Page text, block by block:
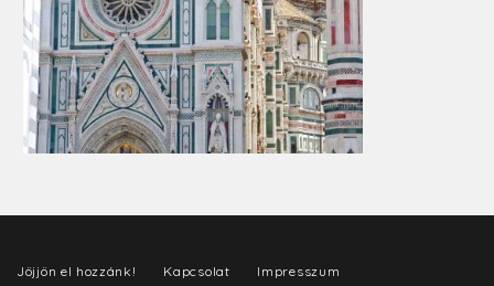
Jöjjön el hozzánk! Kapcsolat
Impresszum